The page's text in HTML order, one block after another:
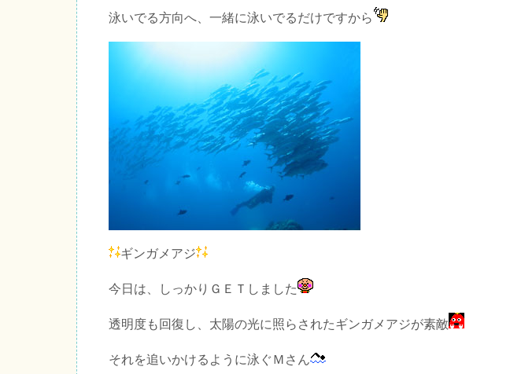
泳いでる方向へ、一緒に泳いでるだけですから
ギンガメアジ
今日は、しっかりＧＥＴしました
透明度も回復し、太陽の光に照らされたギンガメアジが素敵
それを追いかけるように泳ぐＭさん